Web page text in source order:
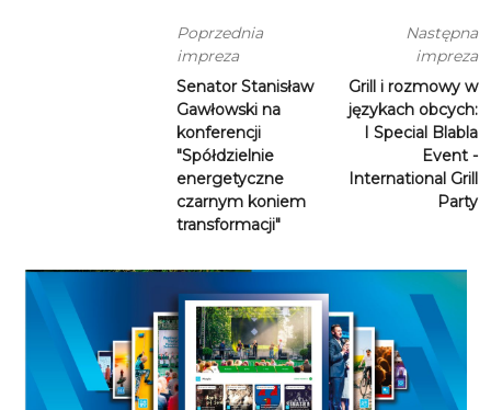
Poprzednia
impreza
Senator Stanisław
Gawłowski na
konferencji
"Spółdzielnie
energetyczne
czarnym koniem
transformacji"
Następna
impreza
Grill i rozmowy w
językach obcych:
I Special Blabla
Event -
International Grill
Party